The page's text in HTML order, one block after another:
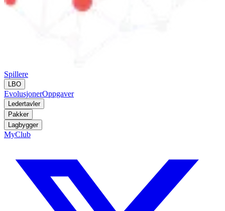
Spillere
LBO
EvolusjonerOppgaver
Ledertavler
Pakker
Lagbygger
MyClub